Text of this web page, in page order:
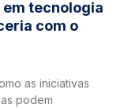
em tecnologia
com o
as iniciativas
podem